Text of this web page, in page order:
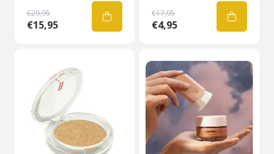
€29,95
€15,95
€17,95
€4,95